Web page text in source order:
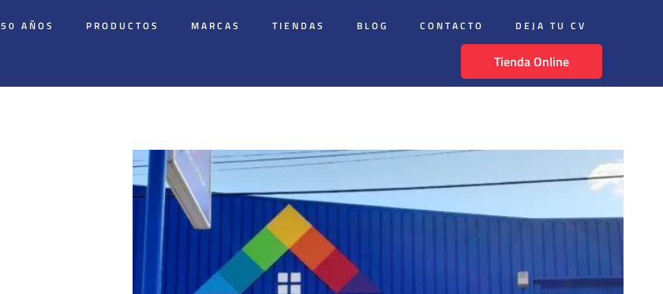
50 AÑOS PRODUCTOS MARCAS TIENDAS BLOG CONTACTO DEJA TU CV
Tienda Online